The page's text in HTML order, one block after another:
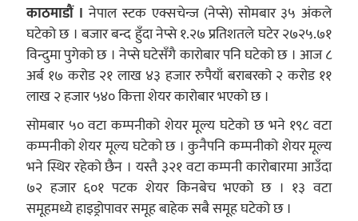
काठमाडौं । नेपाल स्टक एक्सचेन्ज (नेप्से) सोमबार ३५ अंकले
घटेको छ । बजार बन्द हुँदा नेप्से १.२७ प्रतिशतले घटेर २७२५.७१
विन्दुमा पुगेको छ । नेप्से घटेसँगै कारोबार पनि घटेको छ । आज ८
अर्ब १७ करोड २१ लाख ४३ हजार रुपैयाँ बराबरको २ करोड ११
लाख २ हजार ५४० कित्ता शेयर कारोबार भएको छ ।
सोमबार ५० वटा कम्पनीको शेयर मूल्य घटेको छ भने १९८ वटा
कम्पनीको शेयर मूल्य घटेको छ । कुनैपनि कम्पनीको शेयर मूल्य
भने स्थिर रहेको छैन । यस्तै ३२१ वटा कम्पनी कारोबारमा आउँदा
७२ हजार ६०१ पटक शेयर किनबेच भएको छ । १३ वटा
समूहमध्ये हाइड्रोपावर समूह बाहेक सबै समूह घटेको छ ।